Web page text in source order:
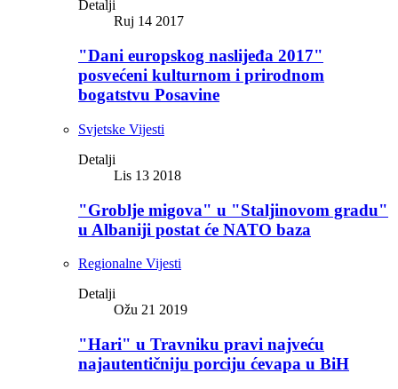
Detalji
Ruj 14 2017
"Dani europskog naslijeđa 2017"
posvećeni kulturnom i prirodnom
bogatstvu Posavine
Svjetske Vijesti
Detalji
Lis 13 2018
"Groblje migova" u "Staljinovom gradu"
u Albaniji postat će NATO baza
Regionalne Vijesti
Detalji
Ožu 21 2019
"Hari" u Travniku pravi najveću
najautentičniju porciju ćevapa u BiH